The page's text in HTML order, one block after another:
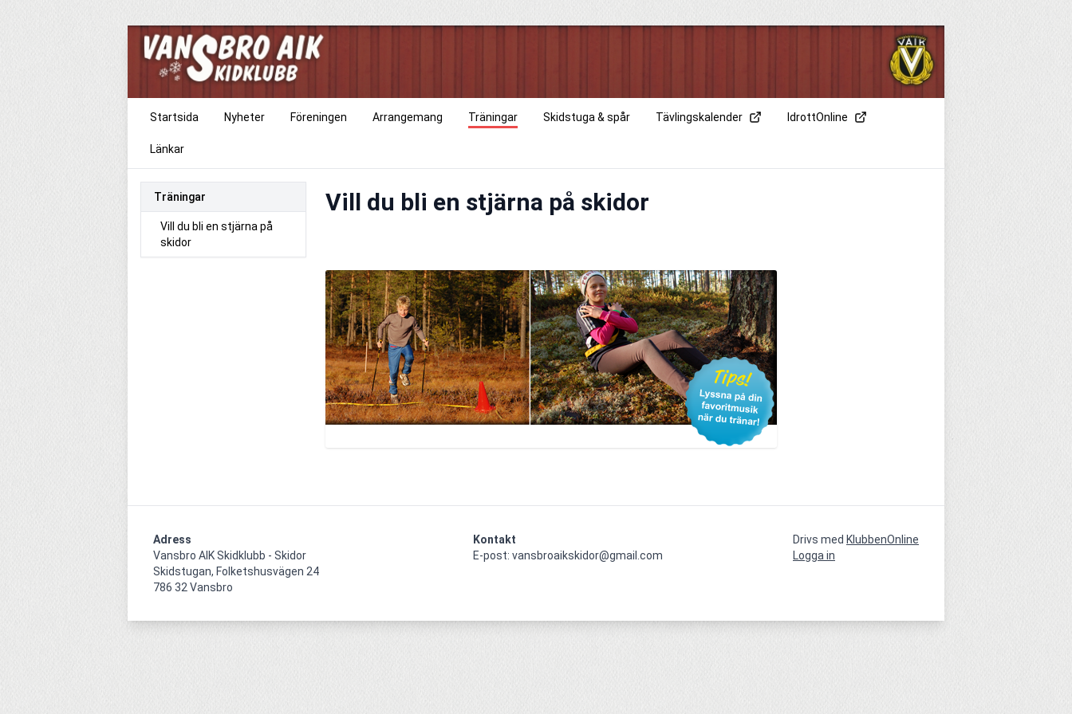
Startsida Nyheter Föreningen Arrangemang Träningar Skidstuga & spår Tävlingskalender IdrottOnline
Länkar
Träningar
Vill du bli en stjärna på
skidor
Vill du bli en stjärna på skidor
Adress
Vansbro AIK Skidklubb - Skidor
Skidstugan, Folketshusvägen 24
786 32 Vansbro
Kontakt
E-post: vansbroaikskidor@gmail.com
Drivs med KlubbenOnline
Logga in